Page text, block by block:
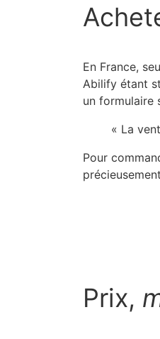
En France,
Abilify étant
un formulaire
« La
Pour
Prix,